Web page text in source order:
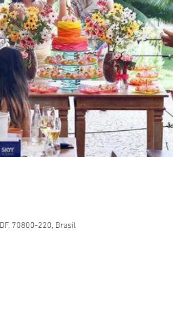
70800-220, Brasil